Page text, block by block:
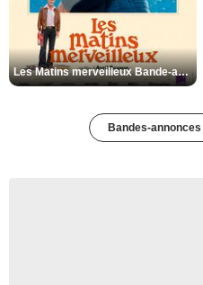
Les Matins merveilleux Bande-annonce VF
Bandes-